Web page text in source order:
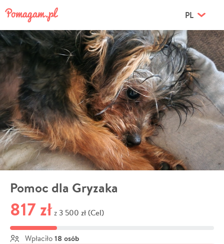
PL
Pomoc dla Gryzaka
817 zł z 3 500 zł (Cel)
Wpłaciło 18 osób